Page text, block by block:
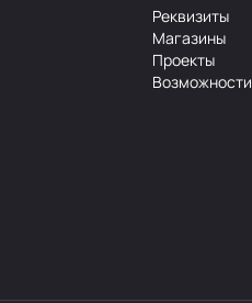
Реквизиты
Магазины
Проекты
Возможности